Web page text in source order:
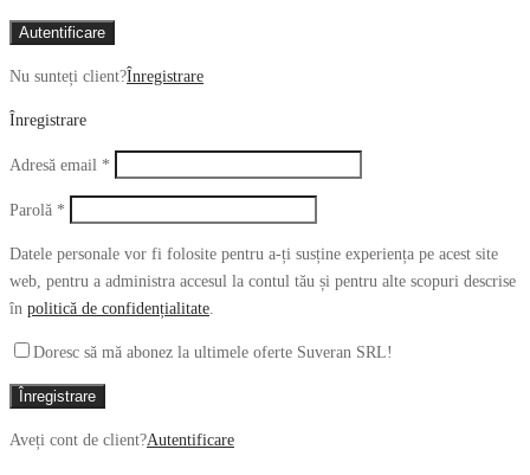
Autentificare
Nu sunteți client?Înregistrare
Înregistrare
Adresă email *
Parolă *
Datele personale vor fi folosite pentru a-ți susține experiența pe acest site
web, pentru a administra accesul la contul tău și pentru alte scopuri descrise
în politică de confidențialitate.
Doresc să mă abonez la ultimele oferte Suveran SRL!
Înregistrare
Aveți cont de client?Autentificare